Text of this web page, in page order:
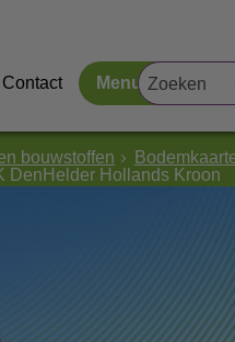
Contact Menu
bouwstoffen
DenHelder Hollands Kroon